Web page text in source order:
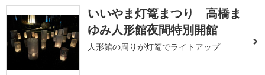
いいやま灯篭まつり 高橋ま
ゆみ人形館夜間特別開館
人形館の周りが灯篭でライトアップ